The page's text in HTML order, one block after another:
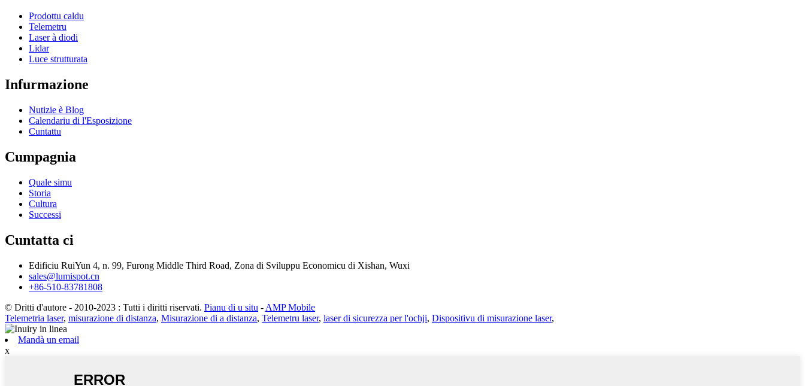
Prodottu caldu
Telemetru
Laser à diodi
Lidar
Luce strutturata
Infurmazione
Nutizie è Blog
Calendariu di l'Esposizione
Cuntattu
Cumpagnia
Quale simu
Storia
Cultura
Successi
Cuntatta ci
Edificiu RuiYun 4, n. 99, Furong Middle Third Road, Zona di Sviluppu Economicu di Xishan, Wuxi
sales@lumispot.cn
+86-510-83781808
© Dritti d'autore - 2010-2023 : Tutti i diritti riservati. Pianu di u situ - AMP Mobile
Telemetria laser, misurazione di distanza, Misurazione di a distanza, Telemetru laser, laser di sicurezza per l'ochji, Dispositivu di misurazione laser,
Mandà un email
x